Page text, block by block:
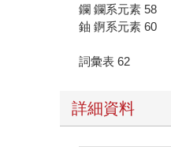
鑭 鑭系元素 58
鈾 錒系元素 60
詞彙表 62
詳細資料